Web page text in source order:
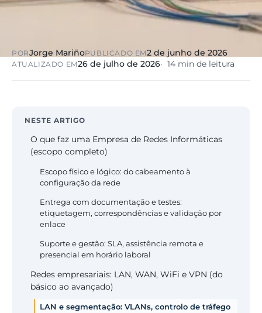
PORJorge MariñoPUBLICADO EM2 de junho de 2026
ATUALIZADO EM26 de julho de 2026 14 min de leitura
NESTE ARTIGO
O que faz uma Empresa de Redes Informáticas
(escopo completo)
Escopo físico e lógico: do cabeamento à
configuração da rede
Entrega com documentação e testes:
etiquetagem, correspondências e validação por
enlace
Suporte e gestão: SLA, assistência remota e
presencial em horário laboral
Redes empresariais: LAN, WAN, WiFi e VPN (do
básico ao avançado)
LAN e segmentação: VLANs, controlo de tráfego